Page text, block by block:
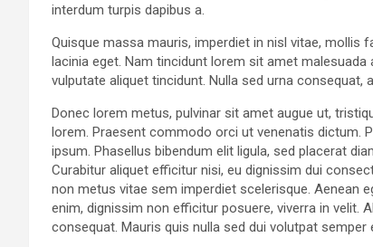
interdum turpis dapibus a.
Quisque massa mauris, imperdiet in nisl vitae, mollis
lacinia eget. Nam tincidunt lorem sit amet
vulputate aliquet tincidunt. Nulla sed urna
Donec lorem metus, pulvinar sit amet augue ut,
lorem. Praesent commodo orci ut venenatis dictum.
ipsum. Phasellus bibendum elit ligula, sed placerat
Curabitur aliquet efficitur nisi, eu dignissim dui
non metus vitae sem imperdiet scelerisque. Aenean
enim, dignissim non efficitur posuere, viverra in velit.
consequat. Mauris quis nulla sed dui volutpat semper